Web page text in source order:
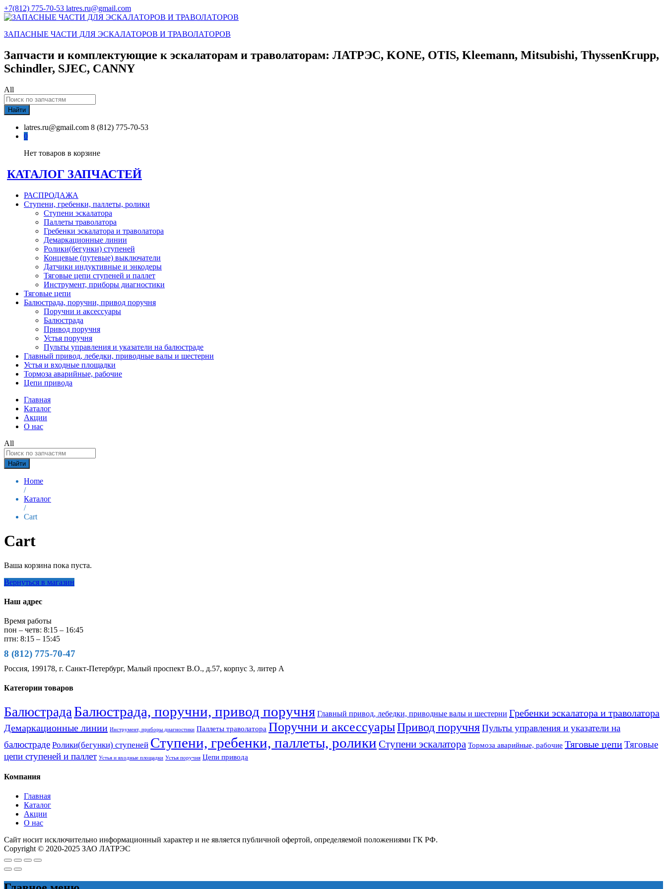
+7(812) 775-70-53 latres.ru@gmail.com
ЗАПАСНЫЕ ЧАСТИ ДЛЯ ЭСКАЛАТОРОВ И ТРАВОЛАТОРОВ
Запчасти и комплектующие к эскалаторам и траволаторам: ЛАТРЭС, KONE, OTIS, Kleemann, Mitsubishi, ThyssenKrupp,
Schindler, SJEC, CANNY
All
Найти
latres.ru@gmail.com 8 (812) 775-70-53
0
Нет товаров в корзине
КАТАЛОГ ЗАПЧАСТЕЙ
РАСПРОДАЖА
Ступени, гребенки, паллеты, ролики
Ступени эскалатора
Паллеты траволатора
Гребенки эскалатора и траволатора
Демаркационные линии
Ролики(бегунки) ступеней
Концевые (путевые) выключатели
Датчики индуктивные и энкодеры
Тяговые цепи ступеней и паллет
Инструмент, приборы диагностики
Тяговые цепи
Балюстрада, поручни, привод поручня
Поручни и аксессуары
Балюстрада
Привод поручня
Устья поручня
Пульты управления и указатели на балюстраде
Главный привод, лебедки, приводные валы и шестерни
Устья и входные площадки
Тормоза аварийные, рабочие
Цепи привода
Главная
Каталог
Акции
О нас
All
Найти
Home
/
Каталог
/
Cart
Cart
Ваша корзина пока пуста.
Вернуться в магазин
Наш адрес
Время работы
пон – четв: 8:15 – 16:45
птн: 8:15 – 15:45
8 (812) 775-70-47
Россия, 199178, г. Санкт-Петербург, Малый проспект В.О., д.57, корпус 3, литер А
Категории товаров
Балюстрада Балюстрада, поручни, привод поручня Главный привод, лебедки, приводные валы и шестерни Гребенки эскалатора и траволатора
Демаркационные линии Инструмент, приборы диагностики Паллеты траволатора Поручни и аксессуарыПривод поручняПульты управления и указатели на
балюстраде Ролики(бегунки) ступеней Ступени, гребенки, паллеты, ролики Ступени эскалатора Тормоза аварийные, рабочие Тяговые цепиТяговые
цепи ступеней и паллет Устья и входные площадки Устья поручня Цепи привода
Компания
Главная
Каталог
Акции
О нас
Сайт носит исключительно информационный характер и не является публичной офертой, определяемой положениями ГК РФ.
Copyright © 2020-2025 ЗАО ЛАТРЭС